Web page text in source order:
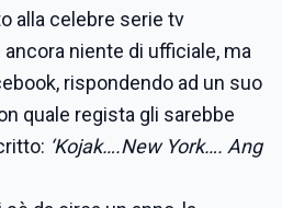
alla celebre serie tv
niente di ufficiale, ma
rispondendo ad un suo
quale regista gli sarebbe
‘Kojak….New York…. Ang